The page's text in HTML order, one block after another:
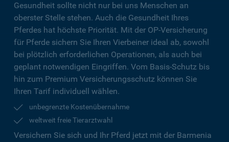
Gesundheit sollte nicht nur bei uns Menschen an
oberster Stelle stehen. Auch die Gesundheit Ihres
Pferdes hat höchste Priorität. Mit der OP-Versicherung
für Pferde sichern Sie Ihren Vierbeiner ideal ab, sowohl
bei plötzlich erforderlichen Operationen, als auch bei
geplant notwendigen Eingriffen. Vom Basis-Schutz bis
hin zum Premium Versicherungsschutz können Sie
Ihren Tarif individuell wählen.
unbegrenzte Kostenübernahme
weltweit freie Tierarztwahl
Versichern Sie sich und Ihr Pferd jetzt mit der Barmenia